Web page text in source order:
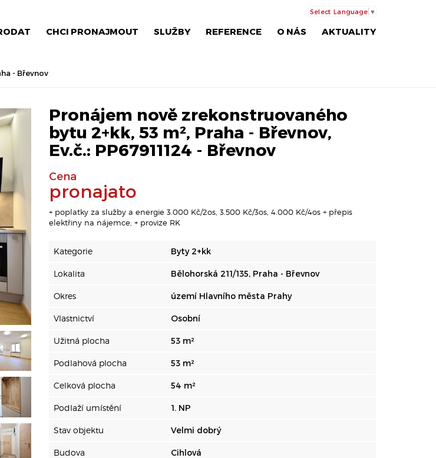
CHCI PRONAJMOUT SLUŽBY REFERENCE O NÁS AKTUALITY
Select Language ▼
- Břevnov
Pronájem nově zrekonstruovaného
bytu 2+kk, 53 m², Praha - Břevnov,
Ev.č.: PP67911124 - Břevnov
Cena
pronajato
+ poplatky za služby a energie 3.000 Kč/2os, 3.500 Kč/3os, 4.000 Kč/4os + přepis
elektřiny na nájemce, + provize RK
Kategorie Byty 2+kk
Lokalita Bělohorská 211/135, Praha - Břevnov
Okres území Hlavního města Prahy
Vlastnictví Osobní
Užitná plocha 53 m²
Podlahová plocha 53 m²
Celková plocha 54 m²
Podlaží umístění 1. NP
Stav objektu Velmi dobrý
Budova Cihlová